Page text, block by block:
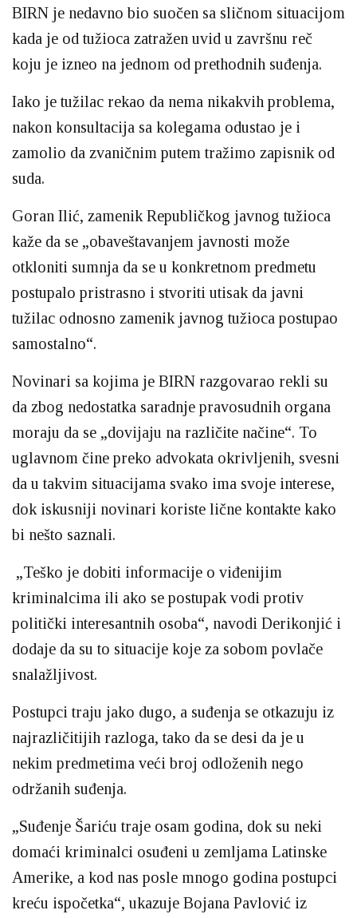
BIRN je nedavno bio suočen sa sličnom situacijom
kada je od tužioca zatražen uvid u završnu reč
koju je izneo na jednom od prethodnih suđenja.
Iako je tužilac rekao da nema nikakvih problema,
nakon konsultacija sa kolegama odustao je i
zamolio da zvaničnim putem tražimo zapisnik od
suda.
Goran Ilić, zamenik Republičkog javnog tužioca
kaže da se „obaveštavanjem javnosti može
otkloniti sumnja da se u konkretnom predmetu
postupalo pristrasno i stvoriti utisak da javni
tužilac odnosno zamenik javnog tužioca postupao
samostalno“.
Novinari sa kojima je BIRN razgovarao rekli su
da zbog nedostatka saradnje pravosudnih organa
moraju da se „dovijaju na različite načine“. To
uglavnom čine preko advokata okrivljenih, svesni
da u takvim situacijama svako ima svoje interese,
dok iskusniji novinari koriste lične kontakte kako
bi nešto saznali.
„Teško je dobiti informacije o viđenijim
kriminalcima ili ako se postupak vodi protiv
politički interesantnih osoba“, navodi Derikonjić i
dodaje da su to situacije koje za sobom povlače
snalažljivost.
Postupci traju jako dugo, a suđenja se otkazuju iz
najrazličitijih razloga, tako da se desi da je u
nekim predmetima veći broj odloženih nego
održanih suđenja.
„Suđenje Šariću traje osam godina, dok su neki
domaći kriminalci osuđeni u zemljama Latinske
Amerike, a kod nas posle mnogo godina postupci
kreću ispočetka“, ukazuje Bojana Pavlović iz